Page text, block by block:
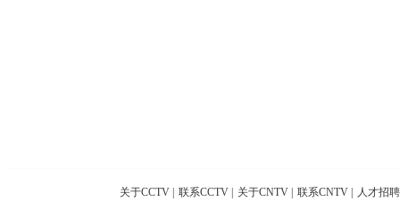
关于CCTV 联系CCTV 关于CNTV 联系CNTV 人才招聘